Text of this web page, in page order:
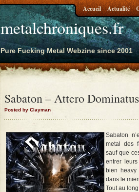
metalchroniques.fr
Pure Fucking Metal Webzine since 2001
Accueil Actualité
Sabaton – Attero Dominatus
Posted by Clayman
Sabaton
metal des
sauf que
entrer
bien heavy
dans le
Tout au